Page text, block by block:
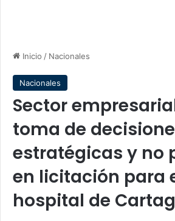
Inicio / Nacionales
Nacionales
Sector
toma de
estratégicas y no
en licitación para
hospital de